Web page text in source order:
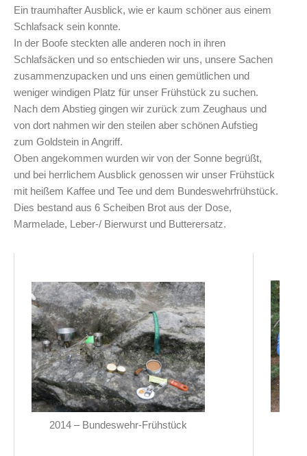
Ein traumhafter Ausblick, wie er kaum schöner aus einem
Schlafsack sein konnte.
In der Boofe steckten alle anderen noch in ihren
Schlafsäcken und so entschieden wir uns, unsere Sachen
zusammenzupacken und uns einen gemütlichen und
weniger windigen Platz für unser Frühstück zu suchen.
Nach dem Abstieg gingen wir zurück zum Zeughaus und
von dort nahmen wir den steilen aber schönen Aufstieg
zum Goldstein in Angriff.
Oben angekommen wurden wir von der Sonne begrüßt,
und bei herrlichem Ausblick genossen wir unser Frühstück
mit heißem Kaffee und Tee und dem Bundeswehrfrühstück.
Dies bestand aus 6 Scheiben Brot aus der Dose,
Marmelade, Leber-/ Bierwurst und Butterersatz.
2014 – Bundeswehr-Frühstück